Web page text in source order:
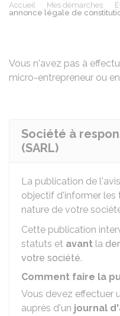
Accueil Mes démarches
annonce légale de
Vous n'avez pas à
micro-entrepreneur ou
Société à
(SARL)
La publication de
objectif d'informer les
nature de votre
Cette publication
statuts et avant la
votre société.
Comment faire la
Vous devez effectuer
auprès d'un journal